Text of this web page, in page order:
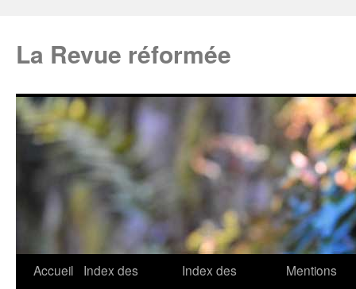
La Revue réformée
Accueil
Index des
Index des
Mentions